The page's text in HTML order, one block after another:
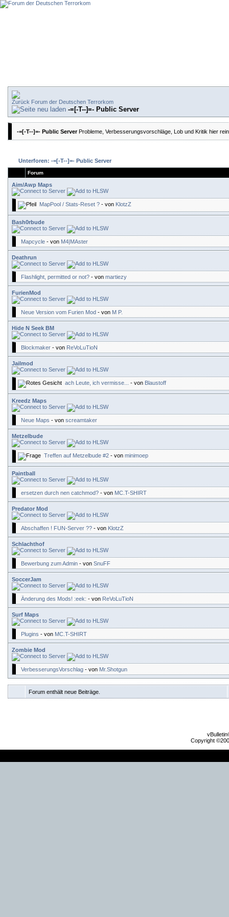
Forum der Deutschen Terrorkom
-=[-T--]=- Public Server
-=[-T--]=- Public ServerProbleme, Verbesserungsvorschläge, Lob und Kritik hier rein
Unterforen: -=[-T--]=- Public Server
Forum
Aim/Awp Maps
MapPool / Stats-Reset ? - von KlotzZ
Bash0rbude
Mapcycle - von M4|MAster
Deathrun
Flashlight, permitted or not? - von martiezy
FurienMod
Neue Version vom Furien Mod - von M P.
Hide N Seek BM
Blockmaker - von ReVoLuTioN
Jailmod
ach Leute, ich vermisse... - von Blaustoff
Kreedz Maps
Neue Maps - von screamtaker
Metzelbude
Treffen auf Metzelbude #2 - von minimoep
Paintball
ersetzen durch nen catchmod? - von MC.T-SHIRT
Predator Mod
Abschaffen ! FUN-Server ?? - von KlotzZ
Schlachthof
Bewerbung zum Admin - von SnuFF
SoccerJam
Änderung des Mods! :eek: - von ReVoLuTioN
Surf Maps
Plugins - von MC.T-SHIRT
Zombie Mod
VerbesserungsVorschlag - von Mr.Shotgun
Forum enthält neue Beiträge.
Copyright